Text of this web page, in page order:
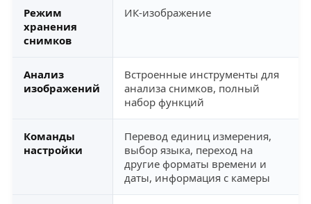
Режим
хранения
снимков
ИК-изображение
Анализ
изображений
Встроенные инструменты для
анализа снимков, полный
набор функций
Команды
настройки
Перевод единиц измерения,
выбор языка, переход на
другие форматы времени и
даты, информация с камеры